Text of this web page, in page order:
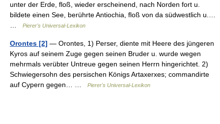
unter der Erde, floß, wieder erscheinend, nach Norden fort u.
bildete einen See, berührte Antiochia, floß von da südwestlich u.…
Pierer's Universal-Lexikon
Orontes [2] — Orontes, 1) Perser, diente mit Heere des jüngeren
Kyros auf seinem Zuge gegen seinen Bruder u. wurde wegen
mehrmals verübter Untreue gegen seinen Herrn hingerichtet. 2)
Schwiegersohn des persischen Königs Artaxerxes; commandirte
auf Cypern gegen… …
Pierer's Universal-Lexikon